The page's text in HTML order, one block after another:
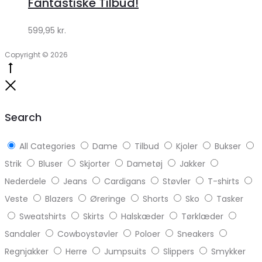
599,95 kr.
Copyright © 2026
Search
All Categories Dame Tilbud Kjoler
Bukser
Strik
Bluser Skjorter Dametøj
Jakker
Nederdele
Jeans Cardigans Støvler
T-shirts
Veste
Blazers Øreringe Shorts Sko
Tasker
Sweatshirts
Skirts Halskæder
Tørklæder
Sandaler
Cowboystøvler Poloer
Sneakers
Regnjakker
Herre Jumpsuits Slippers
Smykker